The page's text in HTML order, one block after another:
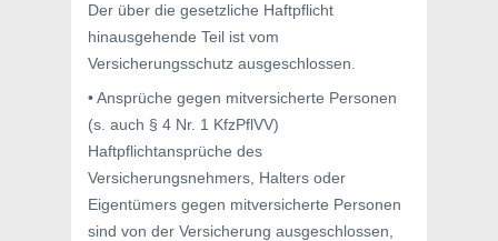
Der über die gesetzliche Haftpflicht
hinausgehende Teil ist vom
Versicherungsschutz ausgeschlossen.
• Ansprüche gegen mitversicherte Personen
(s. auch § 4 Nr. 1 KfzPflVV)
Haftpflichtansprüche des
Versicherungsnehmers, Halters oder
Eigentümers gegen mitversicherte Personen
sind von der Versicherung ausgeschlossen,